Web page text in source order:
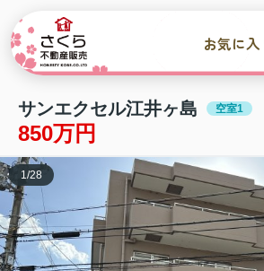
お気に入
サンエクセル江井ヶ島 空室1
850万円
1 /28